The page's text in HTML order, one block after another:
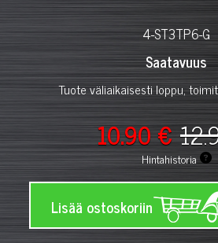
4-ST3TP6-G
Saatavuus
Tuote väliaikaisesti loppu,
10.90 €
Hintahistoria
Lisää ostoskoriin